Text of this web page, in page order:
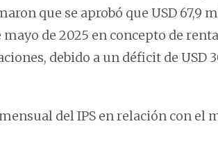
que se aprobó que USD 67,9
de 2025 en concepto de
debido a un déficit de USD
del IPS en relación con el